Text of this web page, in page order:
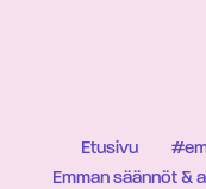
Etusivu
Emman säännöt &